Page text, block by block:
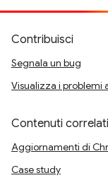
Contribuisci
Segnala un bug
Visualizza i problemi
Contenuti correlati
Aggiornamenti di
Case study